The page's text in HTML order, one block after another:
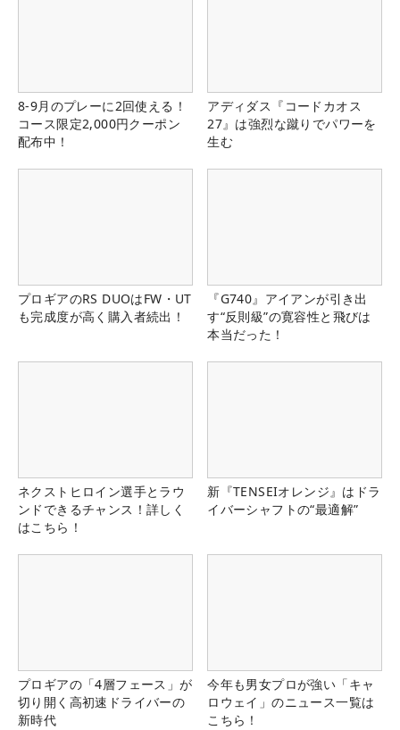
8-9月のプレーに2回使える！
コース限定2,000円クーポン
配布中！
アディダス『コードカオス
27』は強烈な蹴りでパワーを
生む
プロギアのRS DUOはFW・UT
も完成度が高く購入者続出！
『G740』アイアンが引き出
す“反則級”の寛容性と飛びは
本当だった！
ネクストヒロイン選手とラウ
ンドできるチャンス！詳しく
はこちら！
新『TENSEIオレンジ』はドラ
イバーシャフトの“最適解”
プロギアの「4層フェース」が
切り開く高初速ドライバーの
新時代
今年も男女プロが強い「キャ
ロウェイ」のニュース一覧は
こちら！